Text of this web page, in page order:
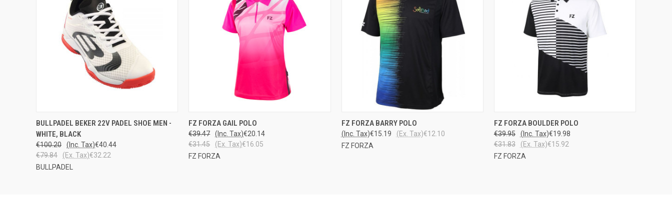
QUICK VIEW VIEW OPTIONS
BULLPADEL BEKER 22V PADEL SHOE MEN -
WHITE, BLACK
€100.20 €40.44
(Inc. Tax)
€79.84
€32.22
(Ex. Tax)
BULLPADEL
QUICK VIEW
FZ FORZA GAIL POLO
€39.47 €20.14
(Inc. Tax)
€31.45
€16.05
(Ex. Tax)
FZ FORZA
QUICK VIEW
FZ FORZA BARRY POLO
€15.19
(Inc. Tax) €12.10
(Ex. Tax)
FZ FORZA
QUICK VIEW
FZ FORZA BOULDER POLO
€39.95 €19.98
(Inc. Tax)
€31.83
€15.92
(Ex. Tax)
FZ FORZA